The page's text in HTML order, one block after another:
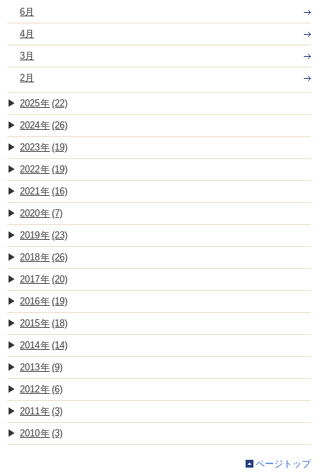
6月
4月
3月
2月
2025 (22)
2024 (26)
2023 (19)
2022 (19)
2021 (16)
2020 (7)
2019 (23)
2018 (26)
2017 (20)
2016 (19)
2015 (18)
2014 (14)
2013 (9)
2012 (6)
2011 (3)
2010 (3)
ページトップ